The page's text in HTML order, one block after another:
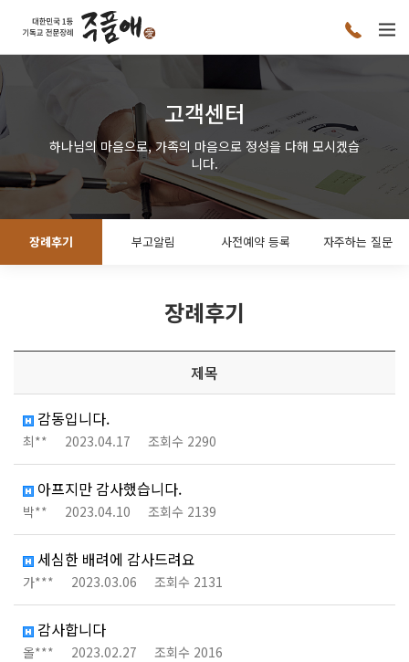
고객센터
하나님의 마음으로, 가족의 마음으로 정성을 다해 모시겠습
니다.
장례후기 부고알림 사전예약 등록 자주하는 질문
장례후기
제목
감동입니다.
최** 2023.04.17 조회수 2290
아프지만 감사했습니다.
박** 2023.04.10 조회수 2139
세심한 배려에 감사드려요
가*** 2023.03.06 조회수 2131
감사합니다
올*** 2023.02.27 조회수 2016